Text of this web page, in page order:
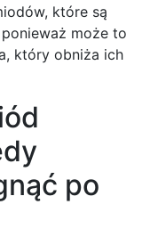
które są
ponieważ może to
który obniża ich
po